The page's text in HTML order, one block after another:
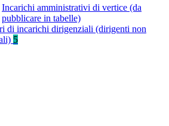
Incarichi amministrativi di vertice (da
pubblicare in tabelle)
di incarichi dirigenziali (dirigenti non
5